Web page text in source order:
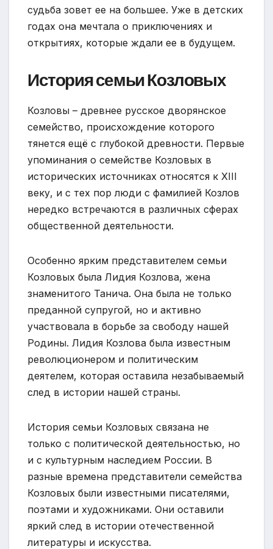
судьба зовет ее на большее. Уже в детских
годах она мечтала о приключениях и
открытиях, которые ждали ее в будущем.
История семьи Козловых
Козловы – древнее русское дворянское
семейство, происхождение которого
тянется ещё с глубокой древности. Первые
упоминания о семействе Козловых в
исторических источниках относятся к XIII
веку, и с тех пор люди с фамилией Козлов
нередко встречаются в различных сферах
общественной деятельности.
Особенно ярким представителем семьи
Козловых была Лидия Козлова, жена
знаменитого Танича. Она была не только
преданной супругой, но и активно
участвовала в борьбе за свободу нашей
Родины. Лидия Козлова была известным
революционером и политическим
деятелем, которая оставила незабываемый
след в истории нашей страны.
История семьи Козловых связана не
только с политической деятельностью, но
и с культурным наследием России. В
разные времена представители семейства
Козловых были известными писателями,
поэтами и художниками. Они оставили
яркий след в истории отечественной
литературы и искусства.